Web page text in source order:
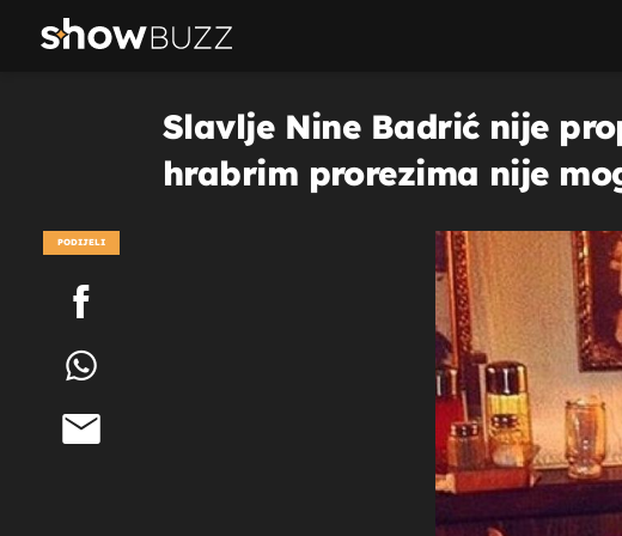
Slavlje Nine Badrić nije
hrabrim prorezima nije
PODIJELI